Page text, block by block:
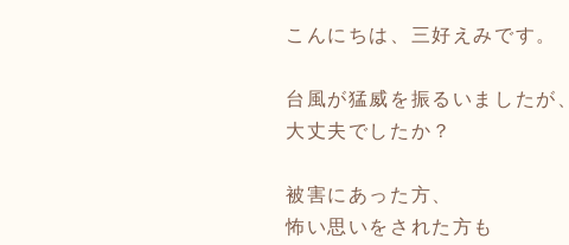
こんにちは、三好えみです。
台風が猛威を振るいましたが、
大丈夫でしたか？
被害にあった方、
怖い思いをされた方も